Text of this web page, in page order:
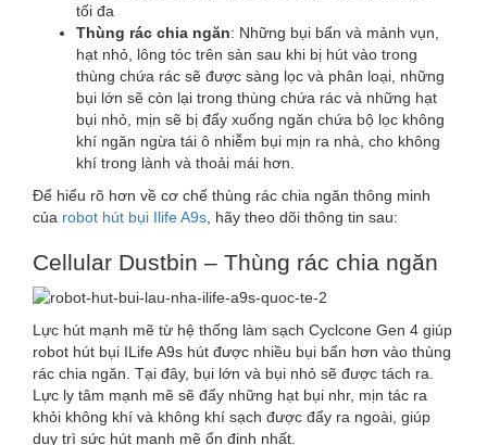
tối đa
Thùng rác chia ngăn: Những bụi bẩn và mảnh vụn,
hạt nhỏ, lông tóc trên sàn sau khi bị hút vào trong
thùng chứa rác sẽ được sàng lọc và phân loại, những
bụi lớn sẽ còn lại trong thùng chứa rác và những hạt
bụi nhỏ, mịn sẽ bị đẩy xuống ngăn chứa bộ lọc không
khí ngăn ngừa tái ô nhiễm bụi mịn ra nhà, cho không
khí trong lành và thoải mái hơn.
Để hiểu rõ hơn về cơ chế thùng rác chia ngăn thông minh
của robot hút bụi Ilife A9s , hãy theo dõi thông tin sau:
Cellular Dustbin – Thùng rác chia ngăn
Lực hút mạnh mẽ từ hệ thống làm sạch Cyclcone Gen 4 giúp
robot hút bụi ILife A9s hút được nhiều bụi bẩn hơn vào thùng
rác chia ngăn. Tại đây, bụi lớn và bụi nhỏ sẽ được tách ra.
Lực ly tâm mạnh mẽ sẽ đẩy những hạt bụi nhr, mịn tác ra
khỏi không khí và không khí sạch được đẩy ra ngoài, giúp
duy trì sức hút mạnh mẽ ổn định nhất.